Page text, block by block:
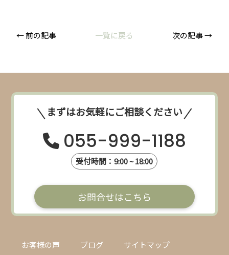
← 前の記事 一覧に戻る 次の記事 →
まずはお気軽にご相談ください
055-999-1188
受付時間：9:00 ~ 18:00
お問合せはこちら
お客様の声 ブログ サイトマップ